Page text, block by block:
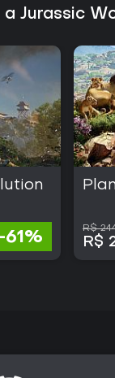
Jurassic
61%
R$
R$